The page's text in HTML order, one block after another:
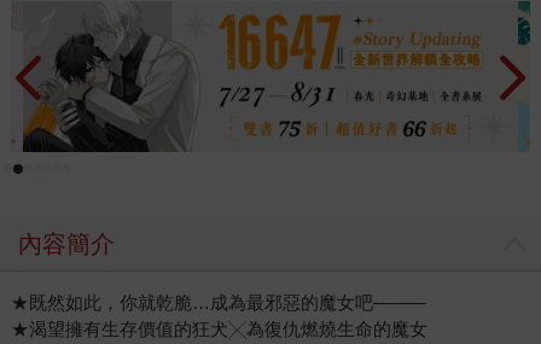
內容簡介
★既然如此，你就乾脆…成為最邪惡的魔女吧────
★渴望擁有生存價值的狂犬╳為復仇燃燒生命的魔女